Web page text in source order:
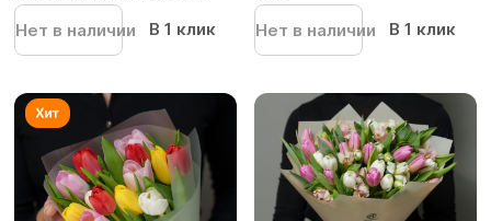
Нет в наличии В 1 клик Нет в наличии В 1 клик